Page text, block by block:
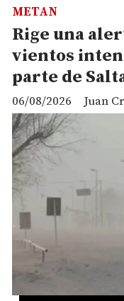
Rige una
vientos
parte de
Juan
METAN
06/08/2026